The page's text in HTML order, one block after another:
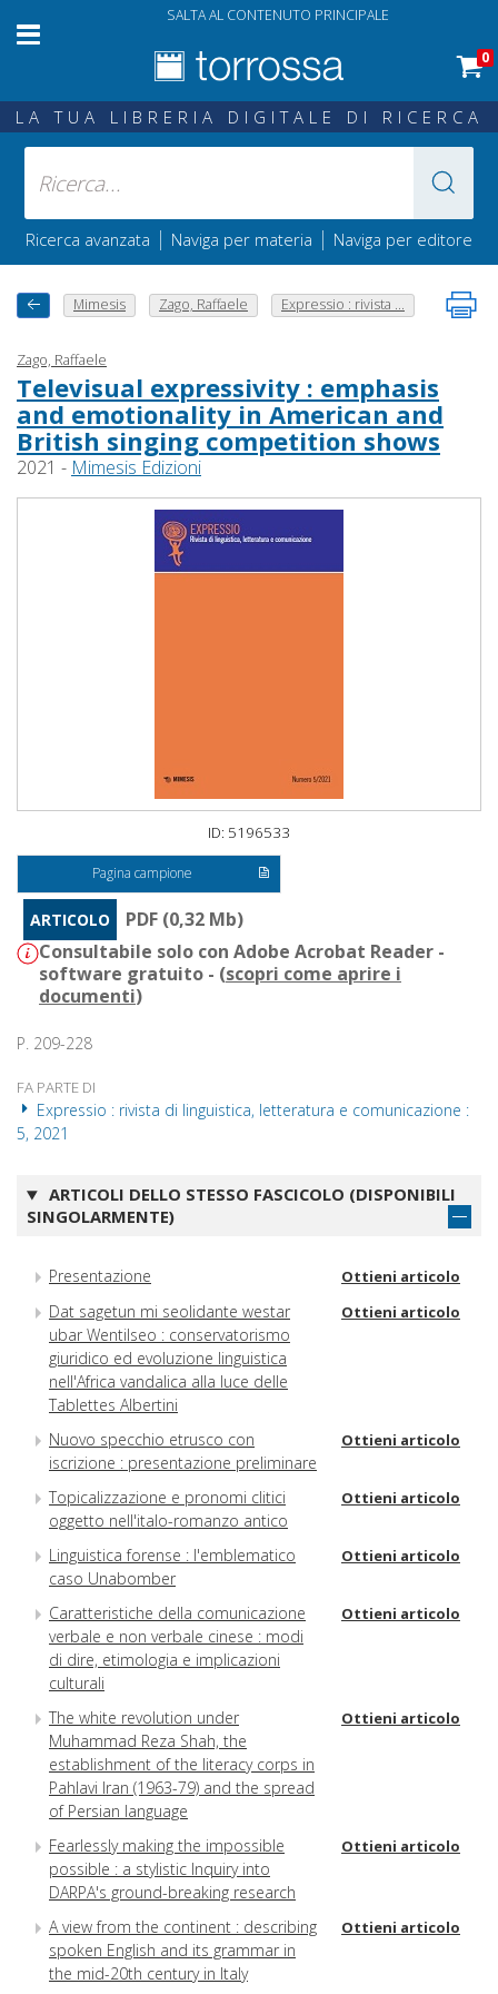
SALTA AL CONTENUTO PRINCIPALE
0
LA TUA LIBRERIA DIGITALE DI RICERCA
Ricerca avanzata | Naviga per materia | Naviga per editore
Mimesis Zago, Raffaele Expressio : rivista ...
Zago, Raffaele
Televisual expressivity : emphasis
and emotionality in American and
British singing competition shows
2021 - Mimesis Edizioni
ID: 5196533
Pagina campione
ARTICOLO
PDF (0,32 Mb)
Consultabile solo con Adobe Acrobat Reader -
software gratuito - (scopri come aprire i
documenti)
P. 209-228
FA PARTE DI
Expressio : rivista di linguistica, letteratura e comunicazione :
5, 2021
ARTICOLI DELLO STESSO FASCICOLO (DISPONIBILI
SINGOLARMENTE)
Presentazione Ottieni articolo
Dat sagetun mi seolidante westar
ubar Wentilseo : conservatorismo
giuridico ed evoluzione linguistica
nell'Africa vandalica alla luce delle
Tablettes Albertini
Ottieni articolo
Nuovo specchio etrusco con
iscrizione : presentazione preliminare
Ottieni articolo
Topicalizzazione e pronomi clitici
oggetto nell'italo-romanzo antico
Ottieni articolo
Linguistica forense : l'emblematico
caso Unabomber
Ottieni articolo
Caratteristiche della comunicazione
verbale e non verbale cinese : modi
di dire, etimologia e implicazioni
culturali
Ottieni articolo
The white revolution under
Muhammad Reza Shah, the
establishment of the literacy corps in
Pahlavi Iran (1963-79) and the spread
of Persian language
Ottieni articolo
Fearlessly making the impossible
possible : a stylistic Inquiry into
DARPA's ground-breaking research
Ottieni articolo
A view from the continent : describing
spoken English and its grammar in
the mid-20th century in Italy
Ottieni articolo